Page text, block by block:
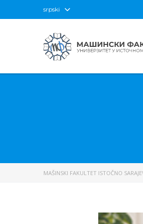
srpski
MAŠINSKI FAKULTET ISTOČNO